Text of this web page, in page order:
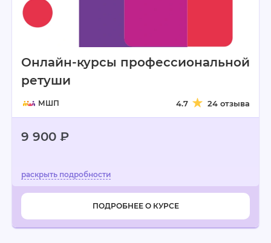
Онлайн-курсы профессиональной
ретуши
МШП 4.7 24 отзыва
9 900 ₽
ПОДРОБНЕЕ О КУРСЕ